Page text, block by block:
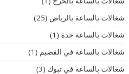
شغالات بالساعة بالرياض (25)
شغالات بالساعة جدة (1)
شغالات بالساعة في القصيم (1)
شغالات بالساعة في تبوك (3)